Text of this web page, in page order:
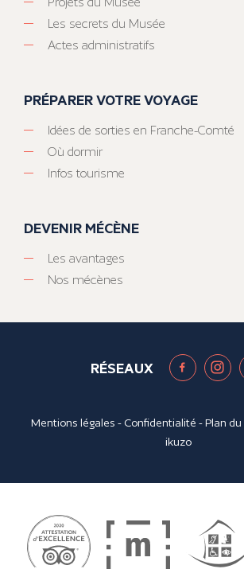
Les secrets du Musée
Actes administratifs
PRÉPARER VOTRE VOYAGE
Idées de sorties en Franche-Comté
Où dormir
Infos tourisme
DEVENIR MÉCÈNE
Les avantages
Nos mécènes
RÉSEAUX
Mentions légales - Confidentialité -Plan du
ikuzo